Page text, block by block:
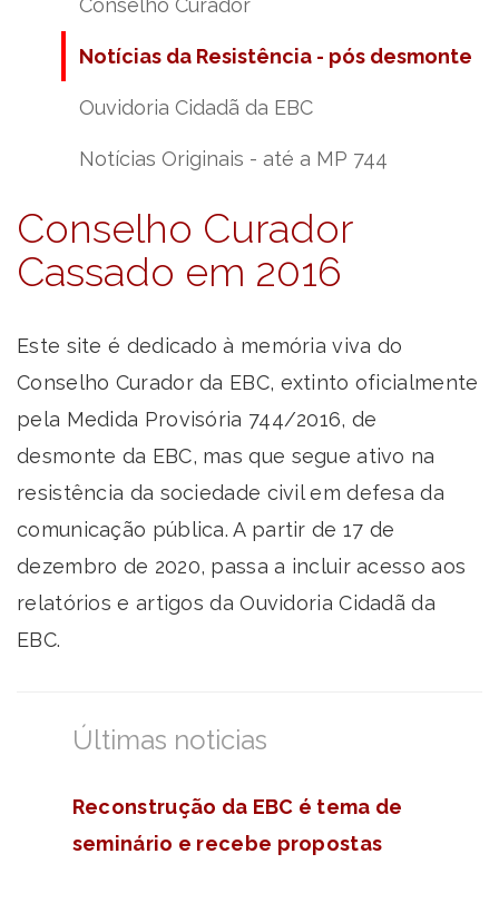
Conselho Curador
Notícias da Resistência - pós desmonte
Ouvidoria Cidadã da EBC
Notícias Originais - até a MP 744
Conselho Curador
Cassado em 2016
Este site é dedicado à memória viva do
Conselho Curador da EBC, extinto oficialmente
pela Medida Provisória 744/2016, de
desmonte da EBC, mas que segue ativo na
resistência da sociedade civil em defesa da
comunicação pública. A partir de 17 de
dezembro de 2020, passa a incluir acesso aos
relatórios e artigos da Ouvidoria Cidadã da
EBC.
Últimas noticias
Reconstrução da EBC é tema de
seminário e recebe propostas